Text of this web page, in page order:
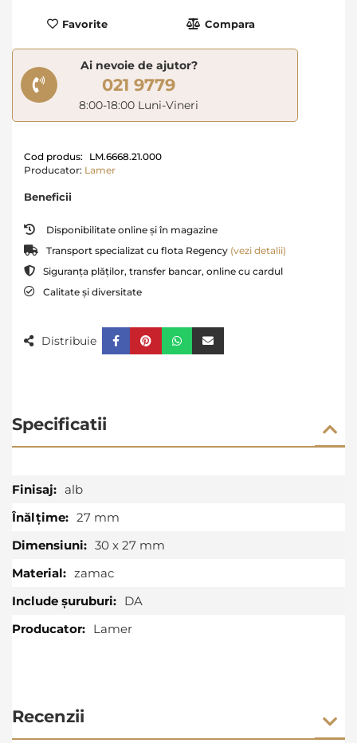
Favorite Compara
Ai nevoie de ajutor?
021 9779
8:00-18:00 Luni-Vineri
Cod produs:
LM.6668.21.000
Producator: Lamer
Beneficii
Disponibilitate online și în magazine
Transport specializat cu flota Regency (vezi detalii)
Siguranța plăților, transfer bancar, online cu cardul
Calitate și diversitate
Distribuie
Specificatii
Specificatiialb
27 mm
30 x 27 mm
zamac
DA
Lamer
Recenzii